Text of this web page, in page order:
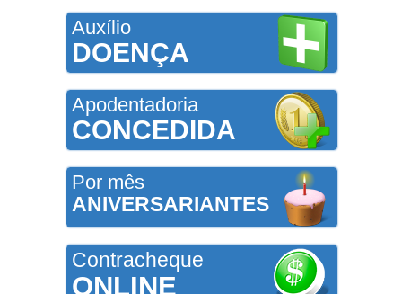
Auxílio
DOENÇA
Apodentadoria
CONCEDIDA
Por mês
ANIVERSARIANTES
Contracheque
ONLINE